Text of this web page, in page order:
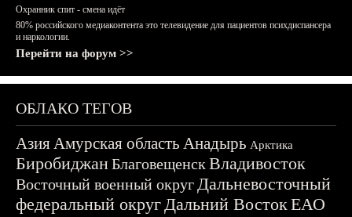
Охранник спит - смена идёт
80% российского медиаконтента это телевидение для пациентов психдиспансера
и наркологии.
Перейти на форум >>
ОБЛАКО ТЕГОВ
АзияАмурская область Анадырь Арктика
БиробиджанБлаговещенскВладивосток
Восточный военный округДальневосточный
федеральный округДальний ВостокЕАО